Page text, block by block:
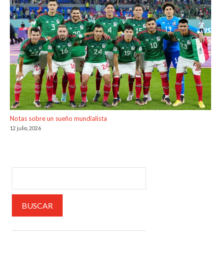
Notas sobre un sueño mundialista
12 julio, 2026